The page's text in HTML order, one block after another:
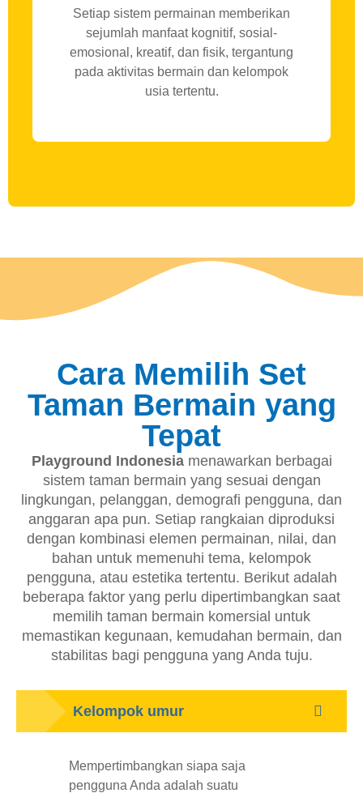
Setiap sistem permainan memberikan
sejumlah manfaat kognitif, sosial-
emosional, kreatif, dan fisik, tergantung
pada aktivitas bermain dan kelompok
usia tertentu.
Cara Memilih Set
Taman Bermain yang
Tepat
Playground Indonesiamenawarkan berbagai
sistem taman bermain yang sesuai dengan
lingkungan, pelanggan, demografi pengguna, dan
anggaran apa pun. Setiap rangkaian diproduksi
dengan kombinasi elemen permainan, nilai, dan
bahan untuk memenuhi tema, kelompok
pengguna, atau estetika tertentu. Berikut adalah
beberapa faktor yang perlu dipertimbangkan saat
memilih taman bermain komersial untuk
memastikan kegunaan, kemudahan bermain, dan
stabilitas bagi pengguna yang Anda tuju.
Kelompok umur
Mempertimbangkan siapa saja
pengguna Anda adalah suatu